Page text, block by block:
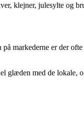
klejner, julesylte og
markederne er der
glæden med de lokale,